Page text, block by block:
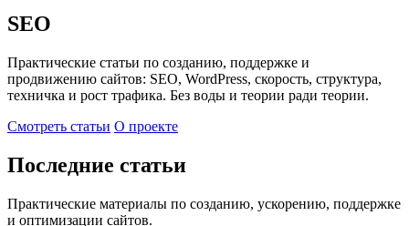
SEO
Практические статьи по созданию, поддержке и
продвижению сайтов: SEO, WordPress, скорость, структура,
техничка и рост трафика. Без воды и теории ради теории.
Смотреть статьи О проекте
Последние статьи
Практические материалы по созданию, ускорению, поддержке
и оптимизации сайтов.